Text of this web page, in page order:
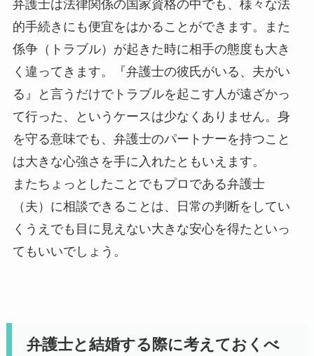
弁護士は法律関係の国家資格の中でも、様々な法
的手続きにも便宜をはかることができます。また
係争（トラブル）が起きた時に相手の態度も大き
く違ってきます。『弁護士の彼氏がいる、夫がい
る』と言うだけでトラブルを起こす人が遠ざかっ
て行った、というケースは少なくありません。身
を守る意味でも、弁護士のパートナーを持つこと
は大きな心強さを手に入れたともいえます。
またちょっとしたことでもプロである弁護士
（夫）に相談できることは、日常の判断をしてい
くうえでも目に見えない大きな安心を得たといっ
てもいいでしょう。
弁護士と結婚する際に考えておくべ